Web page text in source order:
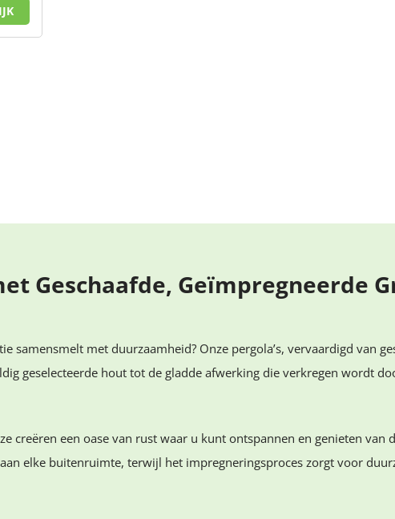
Geschaafde, Geïmpregneerde
met duurzaamheid? Onze pergola’s, vervaardigd van
geselecteerde hout tot de gladde afwerking die verkregen wordt
creëren een oase van rust waar u kunt ontspannen en genieten van
elke buitenruimte, terwijl het impregneringsproces zorgt voor